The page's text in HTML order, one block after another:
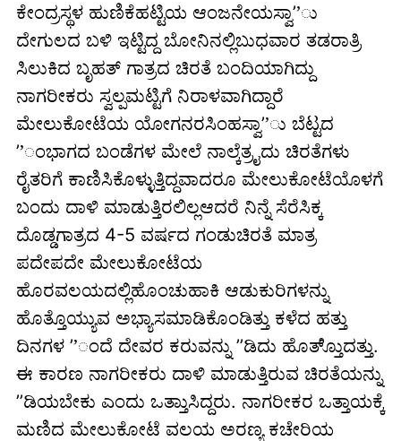
ಕೇಂದ್ರಸ್ಥಳ ಹುಣಿಕೆಹಟ್ಟಿಯ ಆಂಜನೇಯಸ್ವಾ’’ು
ದೇಗುಲದ ಬಳಿ ಇಟ್ಟಿದ್ದ ಬೋನಿನಲ್ಲಿಬುಧವಾರ ತಡರಾತ್ರಿ
ಸಿಲುಕಿದ ಬೃಹತ್ ಗಾತ್ರದ ಚಿರತೆ ಬಂದಿಯಾಗಿದ್ದು
ನಾಗರೀಕರು ಸ್ವಲ್ಪಮಟ್ಟಿಗೆ ನಿರಾಳವಾಗಿದ್ದಾರೆ
ಮೇಲುಕೋಟೆಯ ಯೋಗನರಸಿಂಹಸ್ವಾ’’ು ಬೆಟ್ಟದ
’’ಂಭಾಗದ ಬಂಡೆಗಳ ಮೇಲೆ ನಾಲ್ಕೆತ್ರೖದು ಚಿರತೆಗಳು
ರೈತರಿಗೆ ಕಾಣಿಸಿಕೊಳ್ಳುತ್ತಿದ್ದವಾದರೂ ಮೇಲುಕೋಟೆಯೊಳಗೆ
ಬಂದು ದಾಳಿ ಮಾಡುತ್ತಿರಲಿಲ್ಲಆದರೆ ನಿನ್ನೆ ಸೆರೆಸಿಕ್ಕ
ದೊಡ್ಡಗಾತ್ರದ 4-5 ವರ್ಷದ ಗಂಡುಚಿರತೆ ಮಾತ್ರ
ಪದೇಪದೇ ಮೇಲುಕೋಟೆಯ
ಹೊರವಲಯದಲ್ಲಿಹೊಂಚುಹಾಕಿ ಆಡುಕುರಿಗಳನ್ನು
ಹೊತ್ತೊಯ್ಯುವ ಅಭ್ಯಾಸಮಾಡಿಕೊಂಡಿತ್ತು ಕಳೆದ ಹತ್ತು
ದಿನಗಳ ’’ಂದೆ ದೇವರ ಕರುವನ್ನು ’’ಡಿದು ಹೊತ್ತೊು್ದತ್ತು.
ಈ ಕಾರಣ ನಾಗರೀಕರು ದಾಳಿ ಮಾಡುತ್ತಿರುವ ಚಿರತೆಯನ್ನು
’’ಡಿಯಬೇಕು ಎಂದು ಒತ್ತಾುಸಿದ್ದರು. ನಾಗರೀಕರ ಒತ್ತಾಯಕ್ಕೆ
ಮಣಿದ ಮೇಲುಕೋಟೆ ವಲಯ ಅರಣ್ಯ ಕಚೇರಿಯ